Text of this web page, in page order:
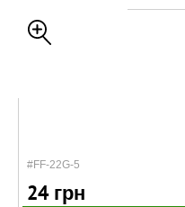
#FF-22G-5
24 грн